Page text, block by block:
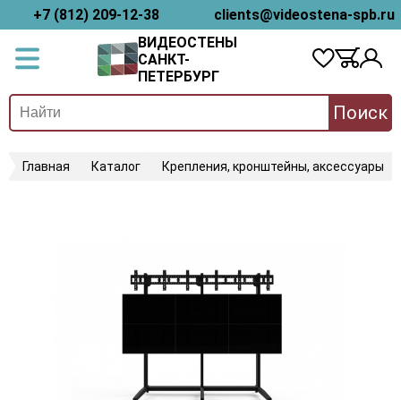
+7 (812) 209-12-38
clients@videostena-spb.ru
ВИДЕОСТЕНЫ
САНКТ-
ПЕТЕРБУРГ
Поиск
Главная Каталог Крепления, кронштейны, аксессуары